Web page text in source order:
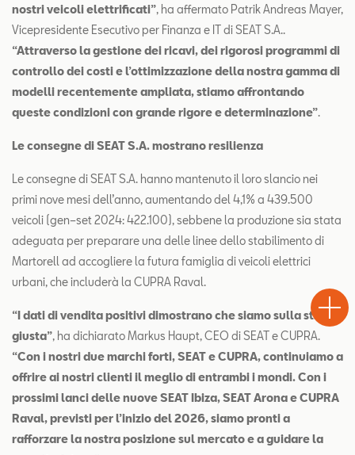
nostri veicoli elettrificati”, ha affermato Patrik Andreas Mayer,
Vicepresidente Esecutivo per Finanza e IT di SEAT S.A..
“Attraverso la gestione dei ricavi, dei rigorosi programmi di
controllo dei costi e l’ottimizzazione della nostra gamma di
modelli recentemente ampliata, stiamo affrontando
queste condizioni con grande rigore e determinazione”.
Le consegne di SEAT S.A. mostrano resilienza
Le consegne di SEAT S.A. hanno mantenuto il loro slancio nei
primi nove mesi dell’anno, aumentando del 4,1% a 439.500
veicoli (gen–set 2024: 422.100), sebbene la produzione sia stata
adeguata per preparare una delle linee dello stabilimento di
Martorell ad accogliere la futura famiglia di veicoli elettrici
urbani, che includerà la CUPRA Raval.
“I dati di vendita positivi dimostrano che siamo sulla strada
giusta”, ha dichiarato Markus Haupt, CEO di SEAT e CUPRA.
“Con i nostri due marchi forti, SEAT e CUPRA, continuiamo a
offrire ai nostri clienti il meglio di entrambi i mondi. Con i
prossimi lanci delle nuove SEAT Ibiza, SEAT Arona e CUPRA
Raval, previsti per l’inizio del 2026, siamo pronti a
rafforzare la nostra posizione sul mercato e a guidare la
Drive
Chiama